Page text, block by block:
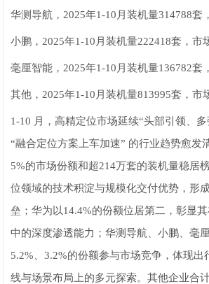
华测导航，2025年1-10月装机量314788套
小鹏，2025年1-10月装机量222418套，市
毫厘智能，2025年1-10月装机量136782套
其他，2025年1-10月装机量813995套，市
1-10 月，高精定位市场延续“头部引领、多
“融合定位方案上车加速” 的行业趋势愈发
5%的市场份额和超214万套的装机量稳居
位领域的技术积淀与规模化交付优势，形
垒；华为以14.4%的份额位居第二，彰显
中的深度渗透能力；华测导航、小鹏、毫
5.2%、3.2%的份额参与市场竞争，体现出
线与场景布局上的多元探索。其他企业合